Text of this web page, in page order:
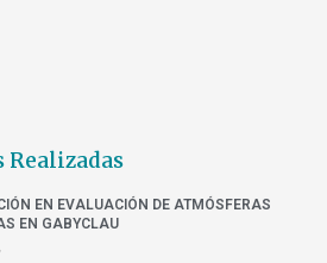
Realizadas
EN EVALUACIÓN DE ATMÓSFERAS
EN GABYCLAU